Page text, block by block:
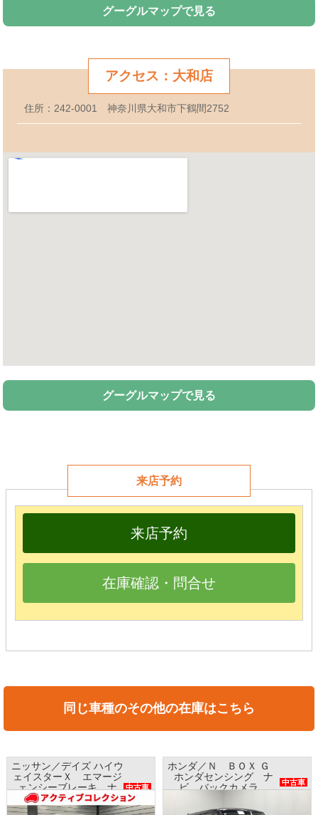
グーグルマップで見る
アクセス：大和店
住所：242-0001 神奈川県大和市下鶴間2752
グーグルマップで見る
来店予約
来店予約
在庫確認・問合せ
同じ車種のその他の在庫はこちら
ニッサン／デイズ ハイウ
ェイスターＸ エマージ
ェンシーブレーキ ナ
ビ アラウンドビューモ
ニター インテリキー
中古車
ホンダ／Ｎ ＢＯＸ Ｇ
ホンダセンシング ナ
ビ バックカメラ
中古車